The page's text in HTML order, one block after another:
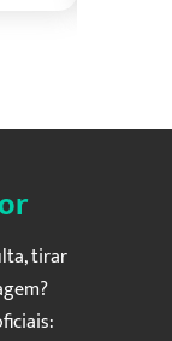
tirar